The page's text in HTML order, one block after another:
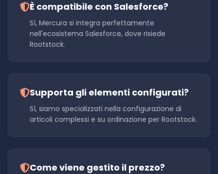
È compatibile con Salesforce?
Sì, Mercura si integra perfettamente
nell'ecosistema Salesforce, dove risiede
Rootstock.
Supporta gli elementi configurati?
Sì, siamo specializzati nella configurazione di
articoli complessi e su ordinazione per Rootstock.
Come viene gestito il prezzo?